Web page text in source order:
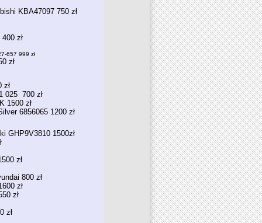
KBA47097 750 zł
zł
657 999 zł
zł
zł
025 700 zł
1500 zł
6856065 1200 zł
GHP9V3810 1500zł
zł
800 zł
zł
zł
zł